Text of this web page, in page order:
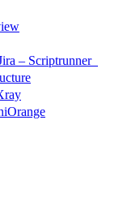
– Scriptrunner